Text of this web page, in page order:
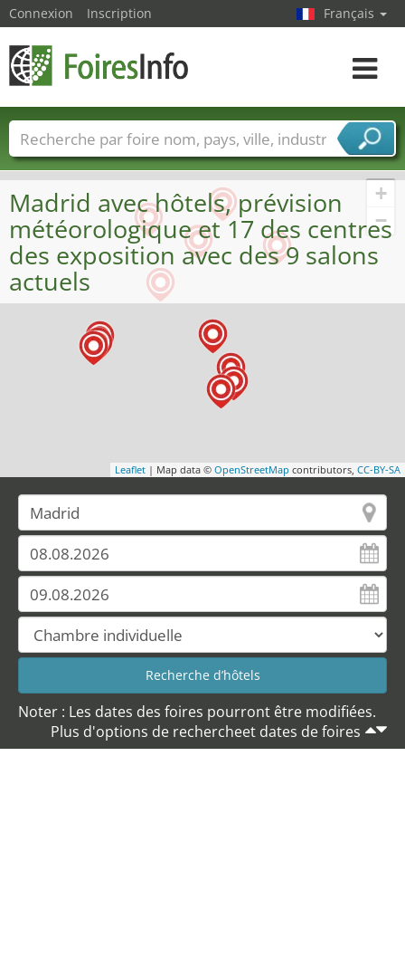
+
−
Leaflet | Map data © OpenStreetMap contributors, CC-BY-SA
Madrid avec hôtels, prévision
météorologique et 17 des centres
des exposition avec des 9 salons
actuels
Noter : Les dates des foires pourront être modifiées.
Plus d'options de rechercheet dates de foires
Connexion Inscription Français
Toggle
Foire noms Pays Villes
Secteurs de foire
Secteurs du fournisseur de services